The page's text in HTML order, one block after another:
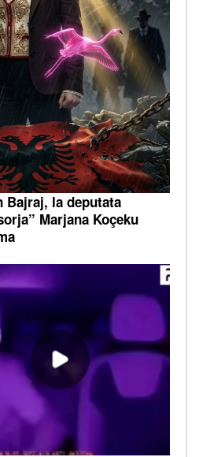
Bajraj, la deputata
Marjana Koçeku